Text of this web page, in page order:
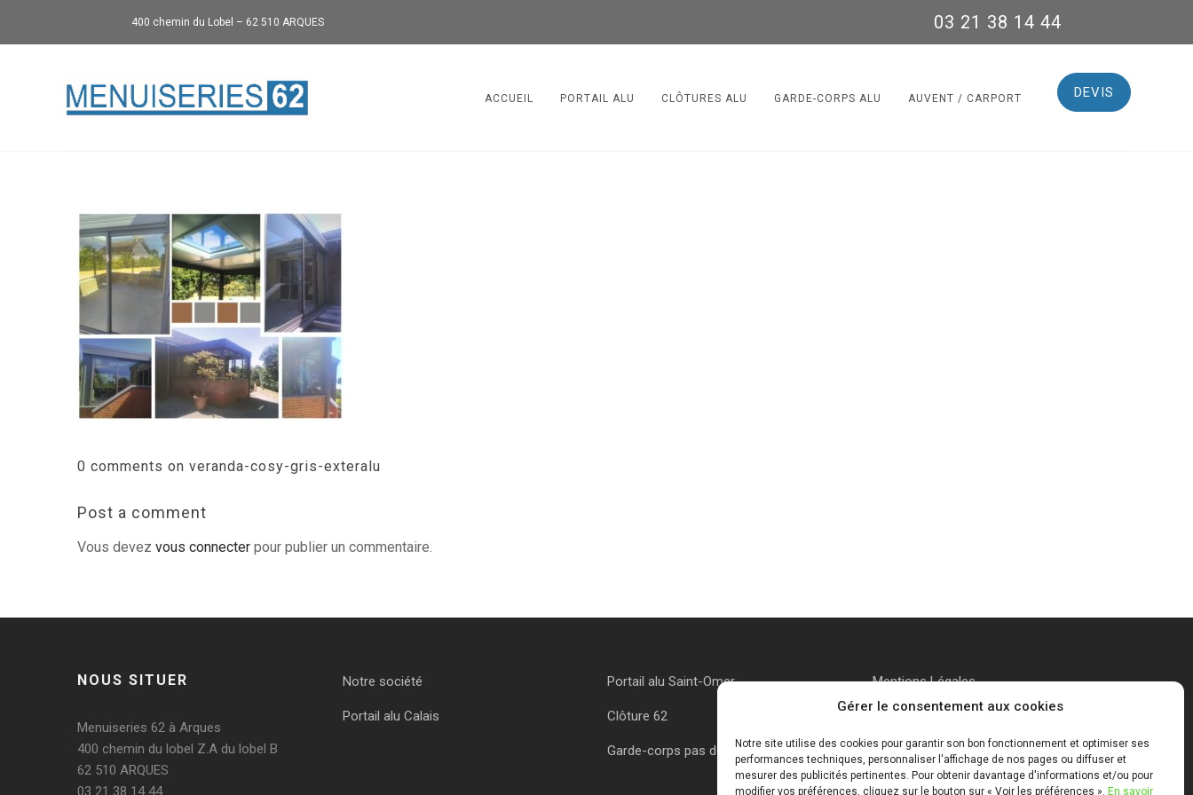
Gérer le consentement aux cookies
Notre site utilise des cookies pour garantir son bon fonctionnement et optimiser ses
performances techniques, personnaliser l'affichage de nos pages ou diffuser et
mesurer des publicités pertinentes. Pour obtenir davantage d'informations et/ou pour
modifier vos préférences, cliquez sur le bouton sur « Voir les préférences ». En savoir
400 chemin du Lobel – 62 510 ARQUES 03 21 38 14 44
DEVIS
ACCUEIL PORTAIL ALU CLÔTURES ALU GARDE-CORPS ALU AUVENT / CARPORT
0 comments on veranda-cosy-gris-exteralu
Post a comment
Vous devezvous connecter pour publier un commentaire.
NOUS SITUER
Menuiseries 62 à Arques
400 chemin du lobel Z.A du lobel B
62 510 ARQUES
03 21 38 14 44
Notre société
Portail alu Calais
Portail alu Saint-Omer
Clôture 62
Garde-corps pas de calais
Mentions Légales